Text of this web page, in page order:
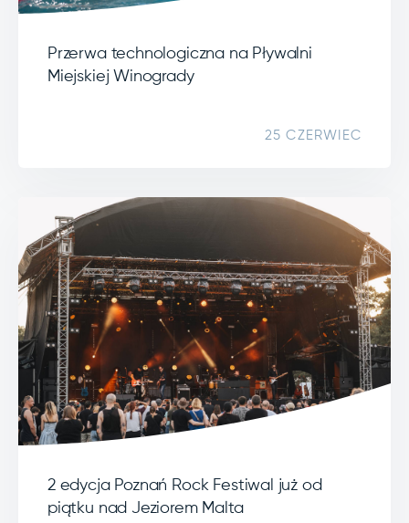
Przerwa technologiczna na Pływalni
Miejskiej Winogrady
25 CZERWIEC
2 edycja Poznań Rock Festiwal już od
piątku nad Jeziorem Malta